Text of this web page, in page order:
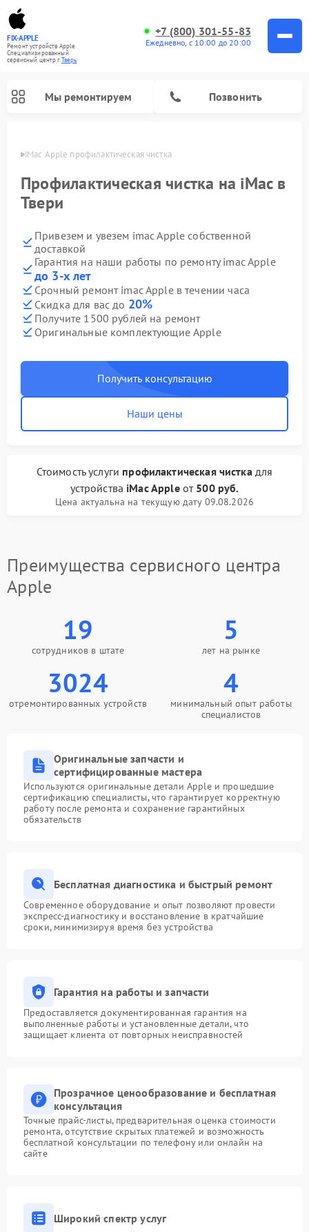
FIX-APPLE
Ремонт устройств Apple
Специализированный
cервисный центр г.Тверь
+7 (800) 301-55-83
Ежедневно, с 10:00 до 20:00
Мы ремонтируем Позвонить
iMac Apple профилактическая чистка
Профилактическая чистка на iMac в
Твери
Привезем и увезем imac Apple собственной
доставкой
Гарантия на наши работы по ремонту imac Apple
до 3-х лет
Срочный ремонт imac Apple в течении часа
Скидка для вас до 20%
Получите 1500 рублей на ремонт
Оригинальные комплектующие Apple
Получить консультацию
Наши цены
Стоимость услуги профилактическая чисткадля
устройства iMac Appleот 500 руб.
Цена актуальна на текущую дату 09.08.2026
Преимущества сервисного центра
Apple
19
сотрудников в штате
5
лет на рынке
3024
отремонтированных устройств
4
минимальный опыт работы
специалистов
Оригинальные запчасти и
сертифицированные мастера
Используются оригинальные детали Apple и прошедшие
сертификацию специалисты, что гарантирует корректную
работу после ремонта и сохранение гарантийных
обязательств
Бесплатная диагностика и быстрый ремонт
Современное оборудование и опыт позволяют провести
экспресс-диагностику и восстановление в кратчайшие
сроки, минимизируя время без устройства
Гарантия на работы и запчасти
Предоставляется документированная гарантия на
выполненные работы и установленные детали, что
защищает клиента от повторных неисправностей
Прозрачное ценообразование и бесплатная
консультация
Точные прайс-листы, предварительная оценка стоимости
ремонта, отсутствие скрытых платежей и возможность
бесплатной консультации по телефону или онлайн на
сайте
Широкий спектр услуг